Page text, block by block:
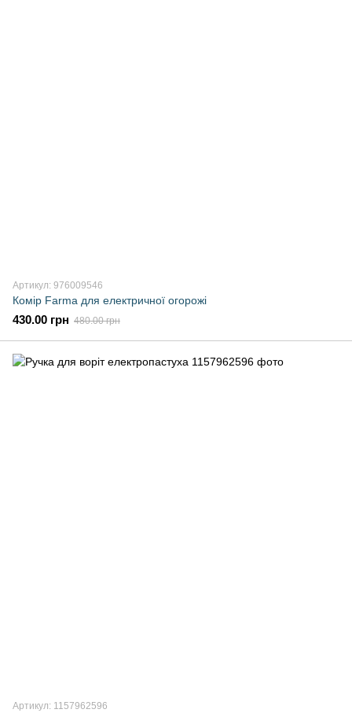
Артикул: 976009546
Комір Farma для електричної огорожі
430.00 грн 480.00 грн
Артикул: 1157962596